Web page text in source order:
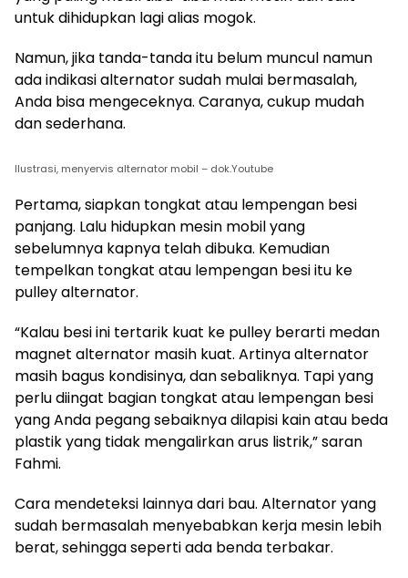
untuk dihidupkan lagi alias mogok.
Namun, jika tanda-tanda itu belum muncul namun
ada indikasi alternator sudah mulai bermasalah,
Anda bisa mengeceknya. Caranya, cukup mudah
dan sederhana.
Ilustrasi, menyervis alternator mobil – dok.Youtube
Pertama, siapkan tongkat atau lempengan besi
panjang. Lalu hidupkan mesin mobil yang
sebelumnya kapnya telah dibuka. Kemudian
tempelkan tongkat atau lempengan besi itu ke
pulley alternator.
“Kalau besi ini tertarik kuat ke pulley berarti medan
magnet alternator masih kuat. Artinya alternator
masih bagus kondisinya, dan sebaliknya. Tapi yang
perlu diingat bagian tongkat atau lempengan besi
yang Anda pegang sebaiknya dilapisi kain atau beda
plastik yang tidak mengalirkan arus listrik,” saran
Fahmi.
Cara mendeteksi lainnya dari bau. Alternator yang
sudah bermasalah menyebabkan kerja mesin lebih
berat, sehingga seperti ada benda terbakar.